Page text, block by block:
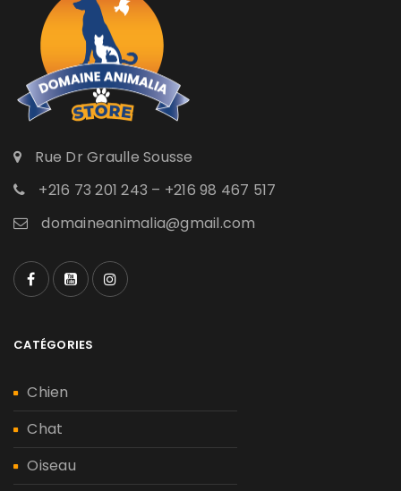
Rue Dr Graulle Sousse
+216 73 201 243 – +216 98 467 517
domaineanimalia@gmail.com
CATÉGORIES
Chien
Chat
Oiseau